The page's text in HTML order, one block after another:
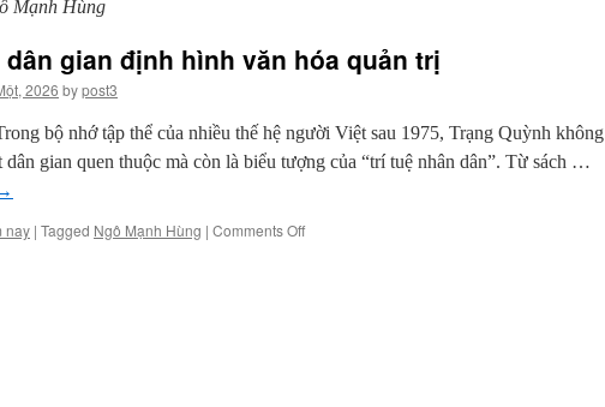
Mạnh Hùng
gian định hình văn hóa quản trị
2026 bypost3
bộ nhớ tập thể của nhiều thế hệ người Việt sau 1975, Trạng Quỳnh không
dân gian quen thuộc mà còn là biểu tượng của “trí tuệ nhân dân”. Từ sách …
nay | Tagged Ngô Mạnh Hùng | Comments Offon